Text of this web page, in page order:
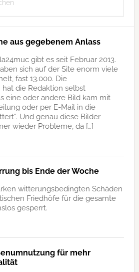
aus gegebenem Anlass
gibt es seit Februar 2013.
sich auf der Site enorm viele
fast 13.000. Die
die Redaktion selbst
eine oder andere Bild kam mit
oder per E-Mail in die
Und genau diese Bilder
wieder Probleme, da […]
bis Ende der Woche
witterungsbedingten Schäden
Friedhöfe für die gesamte
gesperrt.
für mehr